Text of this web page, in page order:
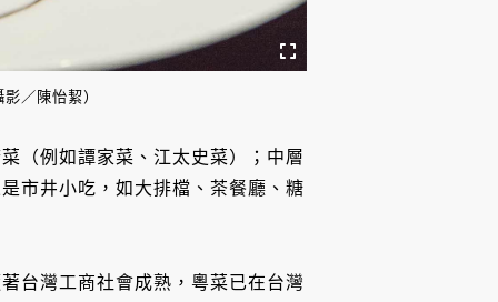
／陳怡絜）
（例如譚家菜、江太史菜）；中層
市井小吃，如大排檔、茶餐廳、糖
台灣工商社會成熟，粵菜已在台灣